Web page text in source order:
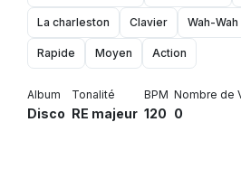
La charleston Clavier Wah-Wah
Rapide Moyen Action
Album
Disco
Tonalité
RE majeur
BPM
120
Nombre de
0